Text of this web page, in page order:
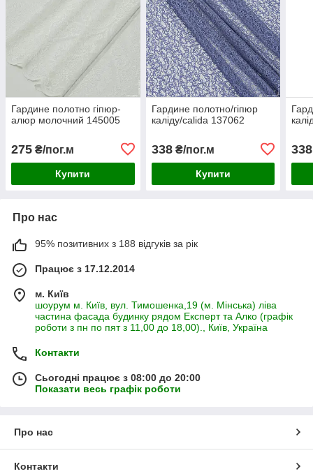
Гардине полотно гіпюр-
алюр молочний 145005
275 ₴/пог.м
Купити
Гардине полотно/гіпюр
каліду/calida 137062
338₴/пог.м
Купити
338
Про нас
95% позитивних з 188 відгуків за рік
Працює з 17.12.2014
м. Київ
шоурум м. Київ, вул. Тимошенка,19 (м. Мінська) ліва
частина фасада будинку рядом Експерт та Алко (графік
роботи з пн по пят з 11,00 до 18,00)., Київ, Україна
Контакти
Сьогодні працює з 08:00 до 20:00
Показати весь графік роботи
Про нас
Контакти